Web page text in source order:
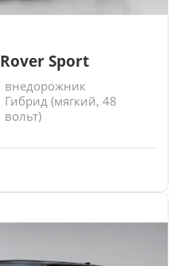
Sport
внедорожник
Гибрид (мягкий, 48
вольт)